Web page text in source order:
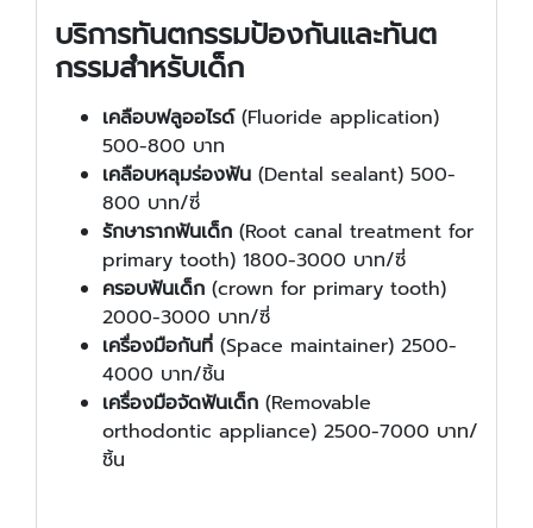
บริการทันตกรรมป้องกันและทันต
กรรมสำหรับเด็ก
เคลือบฟลูออไรด์(Fluoride application)
500-800 บาท
เคลือบหลุมร่องฟัน (Dental sealant) 500-
800 บาท/ซี่
รักษารากฟันเด็ก (Root canal treatment for
primary tooth) 1800-3000 บาท/ซี่
ครอบฟันเด็ก (crown for primary tooth)
2000-3000 บาท/ซี่
เครื่องมือกันที่ (Space maintainer) 2500-
4000 บาท/ชิ้น
เครื่องมือจัดฟันเด็ก (Removable
orthodontic appliance) 2500-7000 บาท/
ชิ้น